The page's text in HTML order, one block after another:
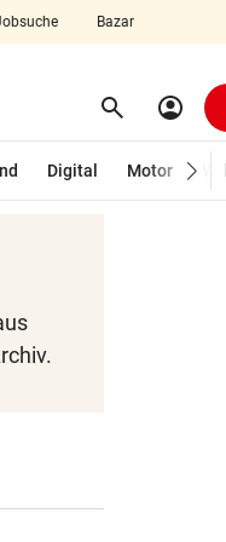
Bazar
search Suchen
account_circle
Digital Motor